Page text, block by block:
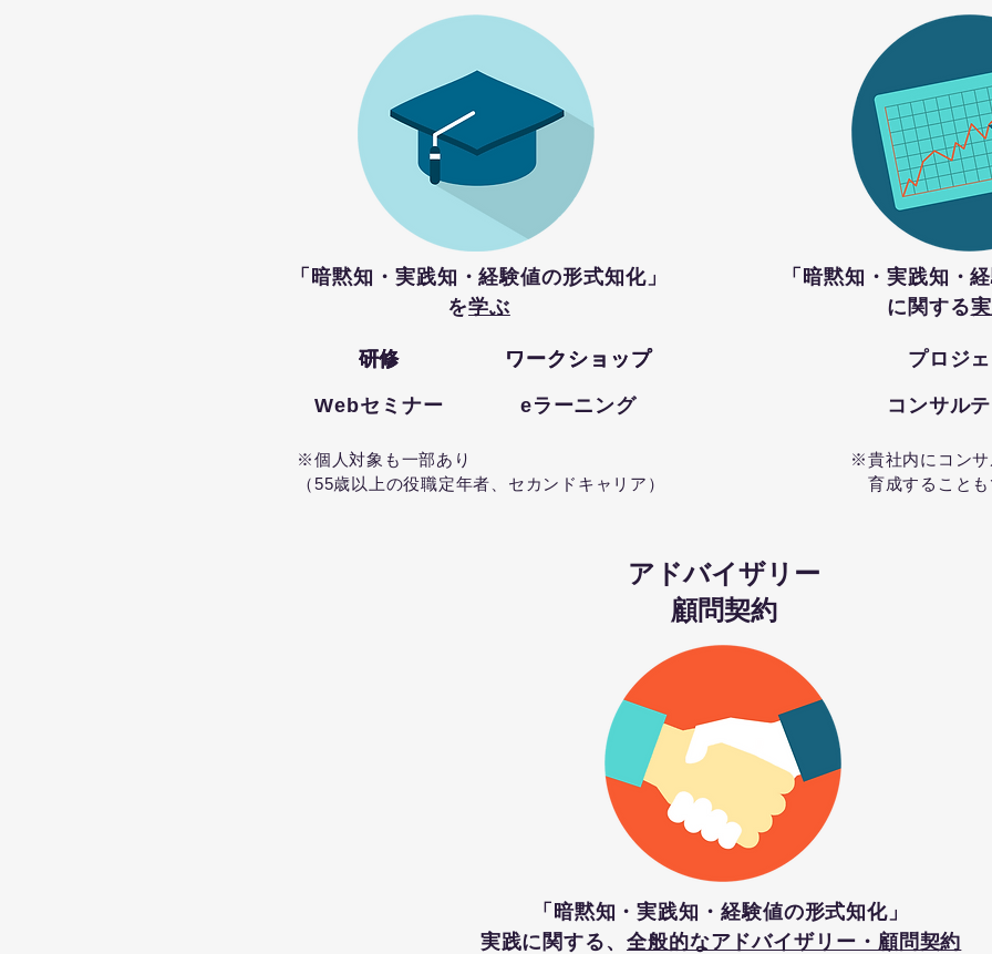
「暗黙知・実践知・経験値の形式知化」
を学ぶ
研修
研修
研修 ワークショップ
ワークショップ
Webセミナー eラーニング
※個人対象も一部あり
（55歳以上の役職定年者、セカンドキャリア）
「暗黙知・実践知・
に関する
プロジ
コンサル
※貴社内にコン
育成することも
アドバイザリー
顧問契約
「暗黙知・実践知・経験値の形式知化」
実践に関する、 全般的なアドバイザリー・顧問契約